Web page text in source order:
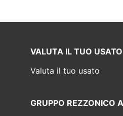
VALUTA IL TUO USATO
Valuta il tuo usato
GRUPPO REZZONICO